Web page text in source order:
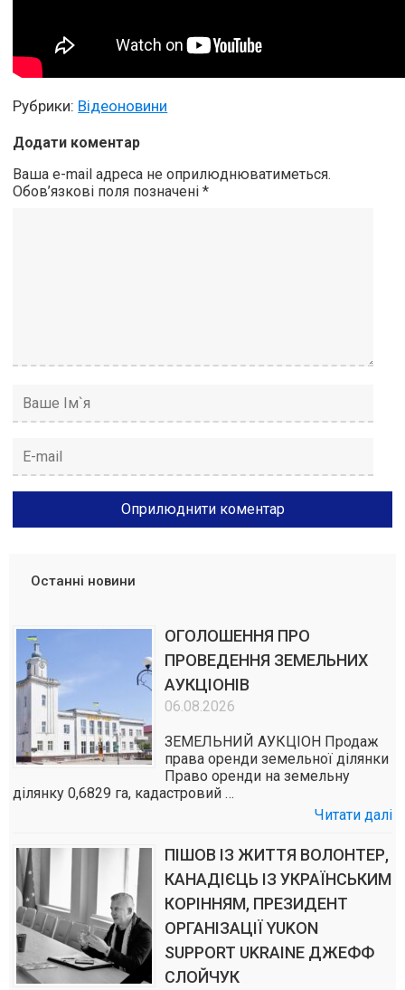
Рубрики: Відеоновини
Додати коментар
Ваша e-mail адреса не оприлюднюватиметься.
Обов’язкові поля позначені*
Останні новини
ОГОЛОШЕННЯ ПРО
ПРОВЕДЕННЯ ЗЕМЕЛЬНИХ
АУКЦІОНІВ
06.08.2026
ЗЕМЕЛЬНИЙ АУКЦІОН Продаж
права оренди земельної ділянки
Право оренди на земельну
ділянку 0,6829 га, кадастровий …
Читати далі
ПІШОВ ІЗ ЖИТТЯ ВОЛОНТЕР,
КАНАДІЄЦЬ ІЗ УКРАЇНСЬКИМ
КОРІННЯМ, ПРЕЗИДЕНТ
ОРГАНІЗАЦІЇ YUKON
SUPPORT UKRAINE ДЖЕФФ
СЛОЙЧУК